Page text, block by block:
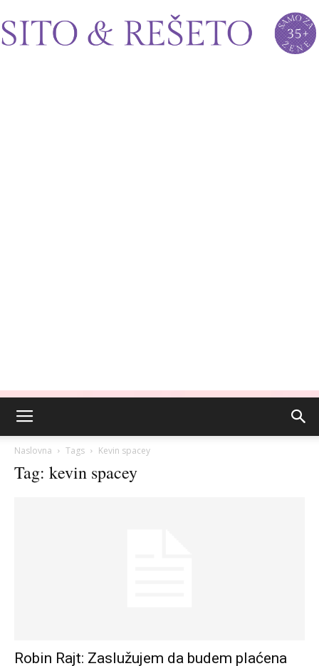
Naslovna Tags Kevin spacey
Tag: kevin spacey
Robin Rajt: Zaslužujem da budem plaćena